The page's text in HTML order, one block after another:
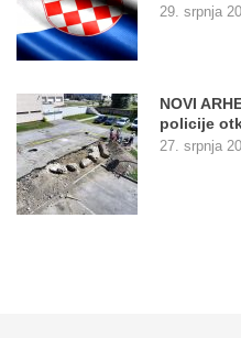
29. srpnja
NOVI
policije
27. srpnja